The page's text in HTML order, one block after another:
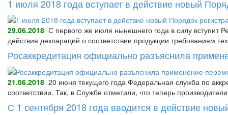
1 июля 2018 года вступает в действие новый
29.06.2018 С первого же июля нынешнего года в силу вступит
действия деклараций о соответствии продукции требованиям
Росаккредитация официально разъяснила
21.06.2018 20 июня текущего года Федеральная служба по
соответствии. Так, в Службе отметили, что теперь
С 1 сентября 2018 года вводится в действие